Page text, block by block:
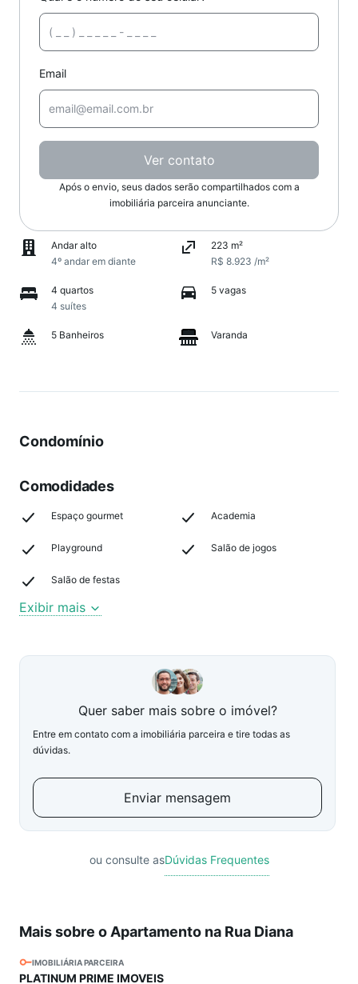
Email
Ver contato
Após o envio, seus dados serão compartilhados com a
imobiliária parceira anunciante.
Andar alto
4º andar em diante
223 m²
R$ 8.923 /m²
4 quartos
4 suítes
5 vagas
5 Banheiros Varanda
Condomínio
Comodidades
Espaço gourmet Academia
Playground Salão de jogos
Salão de festas
Exibir mais
Quer saber mais sobre o imóvel?
Entre em contato com a imobiliária parceira e tire todas as
dúvidas.
Enviar mensagem
ou consulte asDúvidas Frequentes
Mais sobre o Apartamento na Rua Diana
IMOBILIÁRIA PARCEIRA
PLATINUM PRIME IMOVEIS